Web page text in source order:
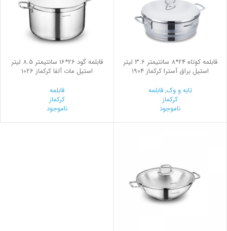
قابلمه کوتاه 24*8 سانتیمتر 3.6 لیتر
استیل براق آسترا کرکماز 1904
تابه و وک,قابلمه
کرکماز
ناموجود
قابلمه گود 26*16 سانتیمتر 8.5 لیتر
استیل مات آلفا کرکماز 1026
قابلمه
کرکماز
ناموجود